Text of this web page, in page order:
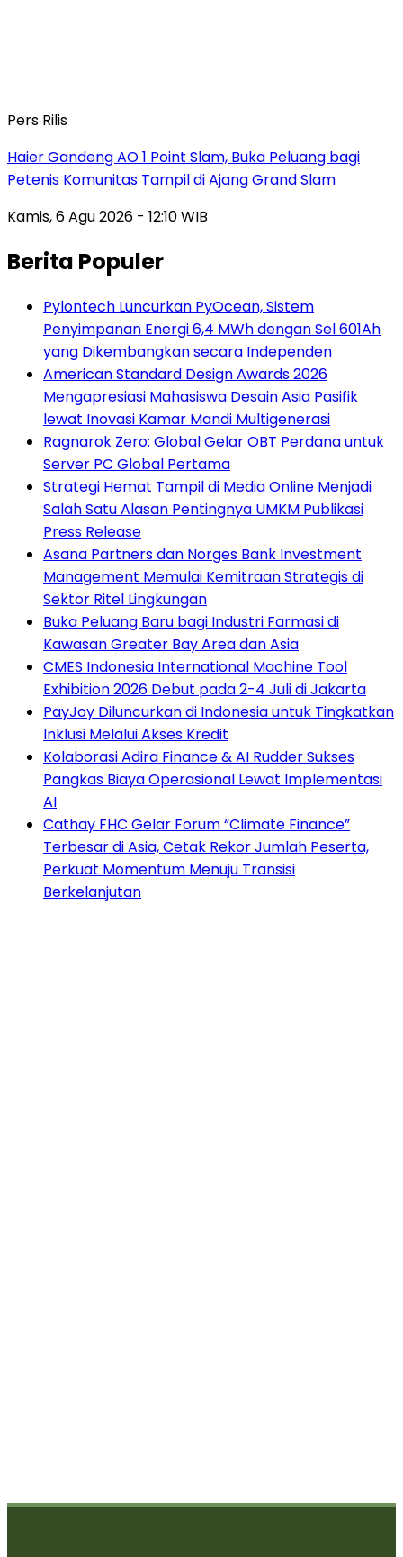
Pers Rilis
Haier Gandeng AO 1 Point Slam, Buka Peluang bagi
Petenis Komunitas Tampil di Ajang Grand Slam
Kamis, 6 Agu 2026 - 12:10 WIB
Berita Populer
Pylontech Luncurkan PyOcean, Sistem
Penyimpanan Energi 6,4 MWh dengan Sel 601Ah
yang Dikembangkan secara Independen
American Standard Design Awards 2026
Mengapresiasi Mahasiswa Desain Asia Pasifik
lewat Inovasi Kamar Mandi Multigenerasi
Ragnarok Zero: Global Gelar OBT Perdana untuk
Server PC Global Pertama
Strategi Hemat Tampil di Media Online Menjadi
Salah Satu Alasan Pentingnya UMKM Publikasi
Press Release
Asana Partners dan Norges Bank Investment
Management Memulai Kemitraan Strategis di
Sektor Ritel Lingkungan
Buka Peluang Baru bagi Industri Farmasi di
Kawasan Greater Bay Area dan Asia
CMES Indonesia International Machine Tool
Exhibition 2026 Debut pada 2-4 Juli di Jakarta
PayJoy Diluncurkan di Indonesia untuk Tingkatkan
Inklusi Melalui Akses Kredit
Kolaborasi Adira Finance & AI Rudder Sukses
Pangkas Biaya Operasional Lewat Implementasi
AI
Cathay FHC Gelar Forum “Climate Finance”
Terbesar di Asia, Cetak Rekor Jumlah Peserta,
Perkuat Momentum Menuju Transisi
Berkelanjutan